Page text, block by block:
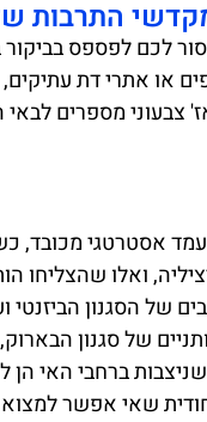
התרבות
לכם לפספס בביקור
או אתרי דת
צבעוני מספרים
אסטרטגי מכובד,
ואלו שהצליחו
של הסגנון הביזנטי
של סגנון
ברחבי האי הן
שאי אפשר